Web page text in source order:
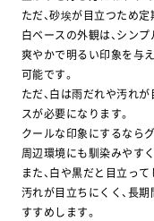
ただ、砂埃が目立つため
白ベースの外観は、シン
爽やかで明るい印象を与
可能です。
ただ、白は雨だれや汚れ
スが必要になります。
クールな印象にするなら
周辺環境にも馴染みやす
また、白や黒だと目立っ
汚れが目立ちにくく、長
すすめします。
萩･長門店
0120-134-
萩本社
0838-22-